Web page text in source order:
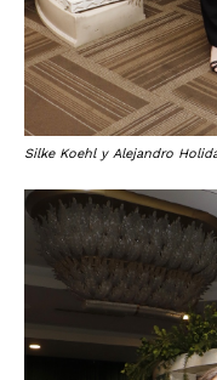
Silke Koehl y Alejandro